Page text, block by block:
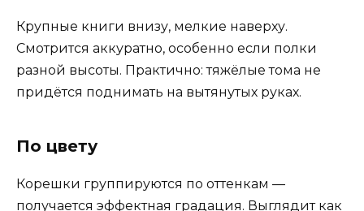
Крупные книги внизу, мелкие наверху.
Смотрится аккуратно, особенно если полки
разной высоты. Практично: тяжёлые тома не
придётся поднимать на вытянутых руках.
По цвету
Корешки группируются по оттенкам —
получается эффектная градация. Выглядит как